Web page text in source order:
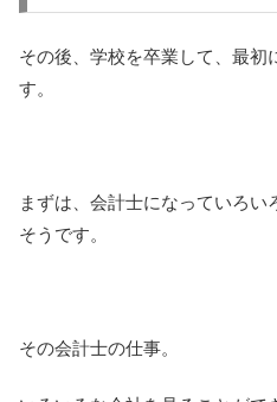
その後、学校を卒業して、最初
す。
まずは、会計士になっていろい
そうです。
その会計士の仕事。